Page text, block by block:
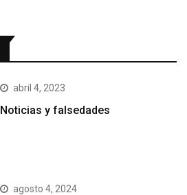
abril 4, 2023
Noticias y falsedades
agosto 4, 2024